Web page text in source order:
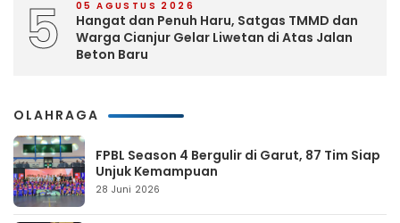
5 05 AGUSTUS 2026
Hangat dan Penuh Haru, Satgas TMMD dan
Warga Cianjur Gelar Liwetan di Atas Jalan
Beton Baru
OLAHRAGA
FPBL Season 4 Bergulir di Garut, 87 Tim Siap
Unjuk Kemampuan
28 Juni 2026